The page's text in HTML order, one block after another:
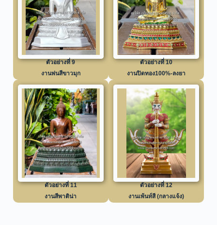
ตัวอย่างที่ 9
งานพ่นสีขาวมุก
ตัวอย่างที่ 10
งานปิดทอง100%-ลงยา
ตัวอย่างที่ 11
งานสีพาติน่า
ตัวอย่างที่ 12
งานเพ้นท์สี (กลางแจ้ง)